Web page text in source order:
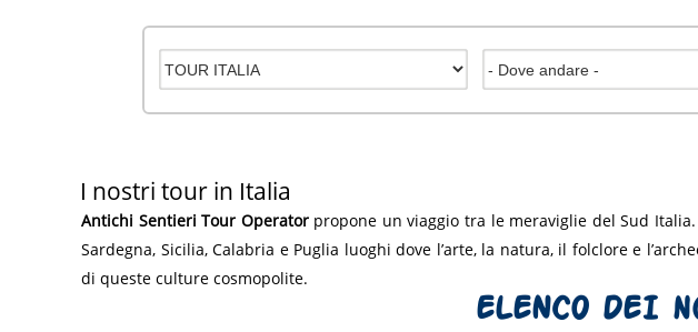
I nostri tour in Italia
Antichi Sentieri Tour Operatorpropone un viaggio tra le meraviglie del Sud
Sardegna, Sicilia, Calabria e Puglia luoghi dove l’arte, la natura, il folclore e
di queste culture cosmopolite.
ELENCO